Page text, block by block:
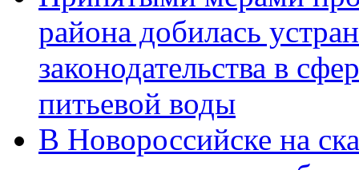
района добилась
законодательства в
питьевой воды
В Новороссийске на